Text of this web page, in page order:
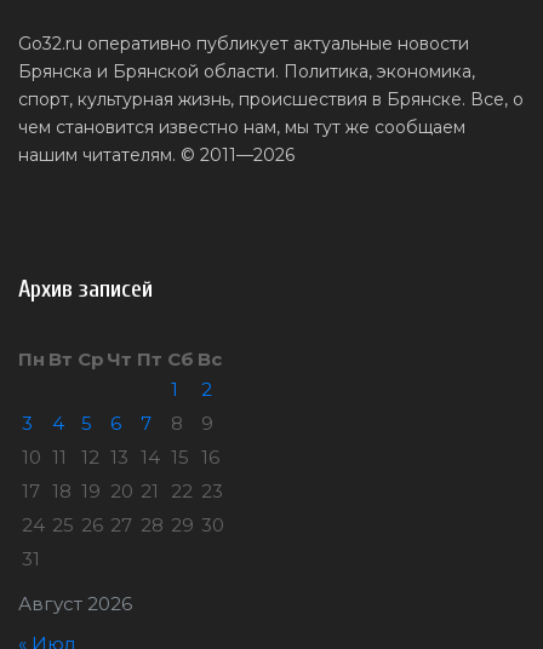
Go32.ru оперативно публикует актуальные новости
Брянска и Брянской области. Политика, экономика,
спорт, культурная жизнь, происшествия в Брянске. Все, о
чем становится известно нам, мы тут же сообщаем
нашим читателям. © 2011—2026
Архив записей
Август 2026
Пн Вт Ср Чт Пт Сб Вс
1
2
3
4 5 6 7 8
9
10 11 12 13 14 15 16
17 18 19 20 21 22 23
24 25 26 27 28 29 30
31
« Июл